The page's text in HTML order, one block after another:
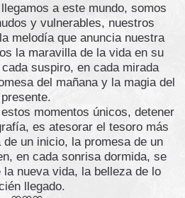
a este mundo, somos
y vulnerables, nuestros
melodía que anuncia nuestra
la maravilla de la vida en su
suspiro, en cada mirada
del mañana y la magia del
presente.
momentos únicos, detener
es atesorar el tesoro más
un inicio, la promesa de un
en cada sonrisa dormida, se
nueva vida, la belleza de lo
llegado.